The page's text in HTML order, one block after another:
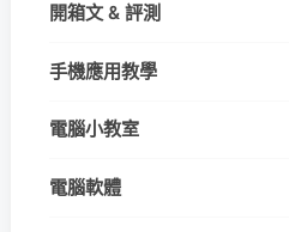
開箱文 & 評測
手機應用教學
電腦小教室
電腦軟體